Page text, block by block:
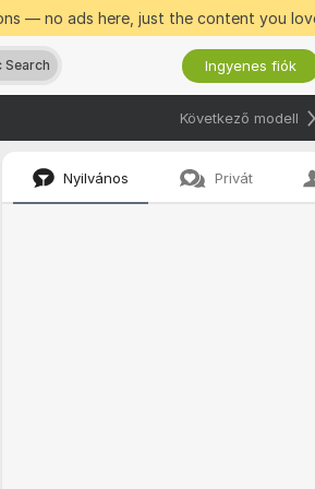
— no ads here, just the content you
Search Ingyenes fiók
Következő modell
Nyilvános Privát